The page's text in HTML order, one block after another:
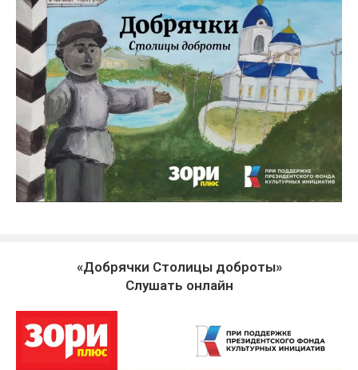
«Добрячки Столицы доброты»
Слушать онлайн